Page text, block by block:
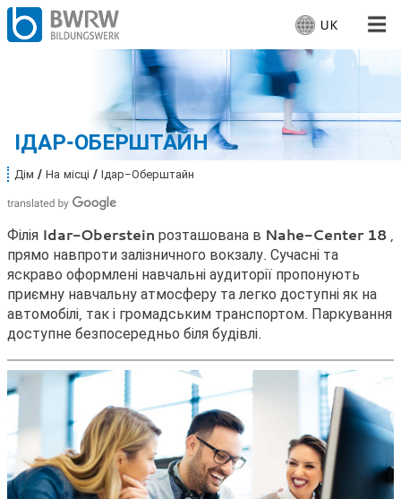
В
и
б
е
р
і
в
у
:
UK
ІДАР-ОБЕРШТАЙН
Для компаній
Від нас
Місцезнаходження: Ідар-Оберштайн
Працює
В
т
у
т
:
Дім На місці Ідар-Оберштайн
Філія Idar-Oberstein розташована в Nahe-Center 18 ,
прямо навпроти залізничного вокзалу. Сучасні та
яскраво оформлені навчальні аудиторії пропонують
приємну навчальну атмосферу та легко доступні як на
автомобілі, так і громадським транспортом. Паркування
доступне безпосередньо біля будівлі.